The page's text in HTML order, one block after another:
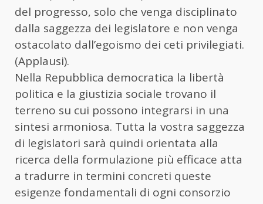
del progresso, solo che venga disciplinato
dalla saggezza dei legislatore e non venga
ostacolato dall’egoismo dei ceti privilegiati.
(Applausi).
Nella Repubblica democratica la libertà
politica e la giustizia sociale trovano il
terreno su cui possono integrarsi in una
sintesi armoniosa. Tutta la vostra saggezza
di legislatori sarà quindi orientata alla
ricerca della formulazione più efficace atta
a tradurre in termini concreti queste
esigenze fondamentali di ogni consorzio